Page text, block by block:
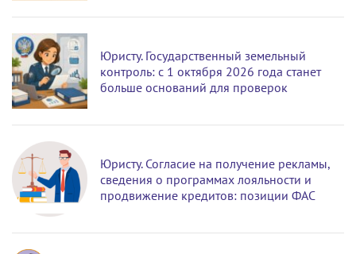
Юристу. Государственный земельный
контроль: с 1 октября 2026 года станет
больше оснований для проверок
Юристу. Согласие на получение рекламы,
сведения о программах лояльности и
продвижение кредитов: позиции ФАС